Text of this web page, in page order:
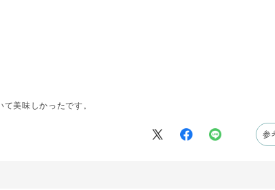
美味しかったです。
参